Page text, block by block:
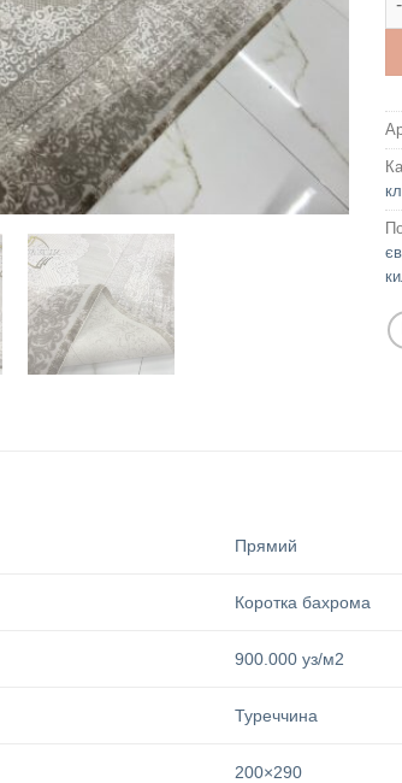
Прямий
Коротка бахрома
900.000 уз/м2
Туреччина
200×290